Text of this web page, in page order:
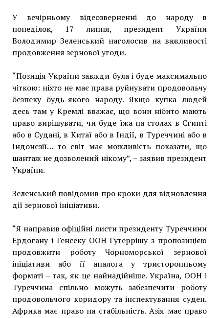
У вечірньому відеозверненні до народу в
понеділок, 17 липня, президент України
Володимир Зеленський наголосив на важливості
продовження зернової угоди.
“Позиція України завжди була і буде максимально
чіткою: ніхто не має права руйнувати продовольчу
безпеку будь-якого народу. Якщо купка людей
десь там у Кремлі вважає, що вони нібито мають
право вирішувати, чи буде їжа на столах в Єгипті
або в Судані, в Китаї або в Індії, в Туреччині або в
Індонезії… то світ має можливість показати, що
шантаж не дозволений нікому”, – заявив президент
України.
Зеленський повідомив про кроки для відновлення
дії зернової ініціативи.
“Я направив офіційні листи президенту Туреччини
Ердогану і Генсеку ООН Гутеррішу з пропозицією
продовжити роботу Чорноморської зернової
ініціативи або її аналога у тристоронньому
форматі – так, як це найнадійніше. Україна, ООН і
Туреччина спільно можуть забезпечити роботу
продовольчого коридору та інспектування суден.
Африка має право на стабільність. Азія має право